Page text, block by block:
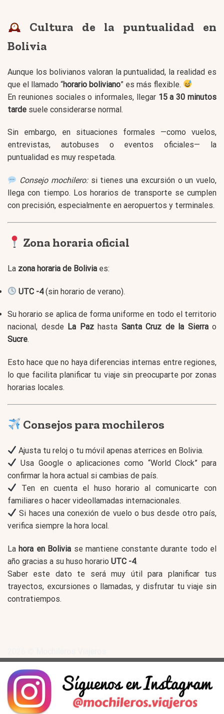
Cultura de la puntualidad en
Bolivia
Aunque los bolivianos valoran la puntualidad, la realidad es
que el llamado “horario boliviano” es más flexible.
En reuniones sociales o informales, llegar 15 a 30 minutos
tarde suele considerarse normal.
Sin embargo, en situaciones formales —como vuelos,
entrevistas, autobuses o eventos oficiales— la
puntualidad es muy respetada.
Consejo mochilero:si tienes una excursión o un vuelo,
llega con tiempo. Los horarios de transporte se cumplen
con precisión, especialmente en aeropuertos y terminales.
Zona horaria oficial
La zona horaria de Bolivia es:
UTC -4(sin horario de verano).
Su horario se aplica de forma uniforme en todo el territorio
nacional, desde La Pazhasta Santa Cruz de la Sierrao
Sucre.
Esto hace que no haya diferencias internas entre regiones,
lo que facilita planificar tu viaje sin preocuparte por zonas
horarias locales.
Consejos para mochileros
Ajusta tu reloj o tu móvil apenas aterrices en Bolivia.
Usa Google o aplicaciones como “World Clock” para
confirmar la hora actual si cambias de país.
Ten en cuenta el huso horario al comunicarte con
familiares o hacer videollamadas internacionales.
Si haces una conexión de vuelo o bus desde otro país,
verifica siempre la hora local.
La hora en Bolivia se mantiene constante durante todo el
año gracias a su huso horario UTC -4.
Saber este dato te será muy útil para planificar tus
trayectos, excursiones o llamadas, y disfrutar tu viaje sin
contratiempos.